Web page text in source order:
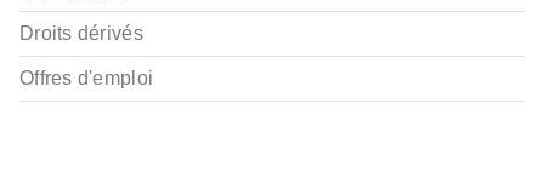
Droits dérivés
Offres d'emploi